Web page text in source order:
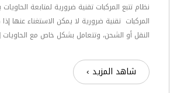
نظام تتبع المركبات تقنية ضرورية لمتابعة
المركبات تقنية ضرورية لا يمكن الاستغناء عنها
النقل أو الشحن، وتتعامل بشكل خاص مع
شاهد المزيد ›